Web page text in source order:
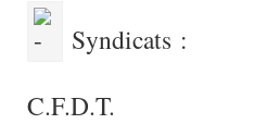
Syndicats :
C.F.D.T.